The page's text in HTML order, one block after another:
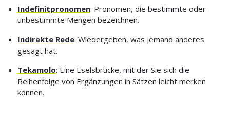
Indefinitpronomen: Pronomen, die bestimmte oder
unbestimmte Mengen bezeichnen.
Indirekte Rede: Wiedergeben, was jemand anderes
gesagt hat.
Tekamolo: Eine Eselsbrücke, mit der Sie sich die
Reihenfolge von Ergänzungen in Sätzen leicht merken
können.